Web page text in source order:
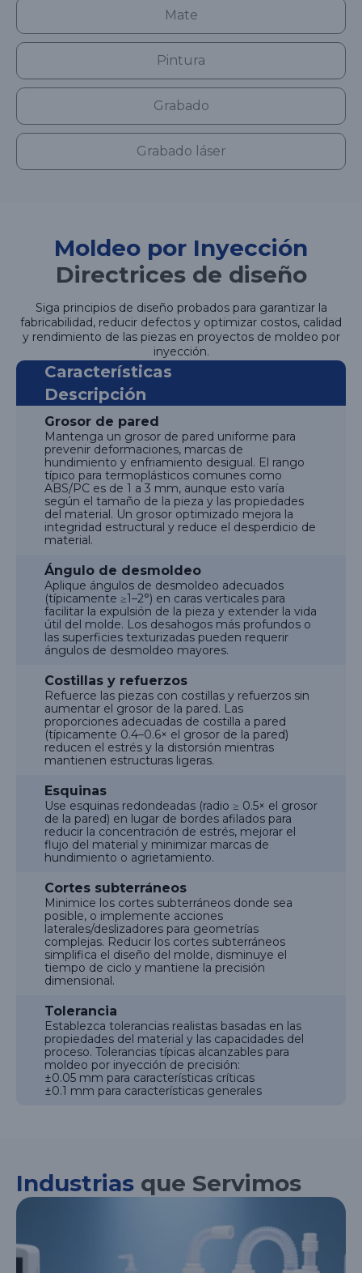
Mate
Pintura
Grabado
Grabado láser
Moldeo por Inyección
Directrices de diseño
Siga principios de diseño probados para garantizar la
fabricabilidad, reducir defectos y optimizar costos, calidad
y rendimiento de las piezas en proyectos de moldeo por
inyección.
Características
Descripción
Grosor de pared
Mantenga un grosor de pared uniforme para
prevenir deformaciones, marcas de
hundimiento y enfriamiento desigual. El rango
típico para termoplásticos comunes como
ABS/PC es de 1 a 3 mm, aunque esto varía
según el tamaño de la pieza y las propiedades
del material. Un grosor optimizado mejora la
integridad estructural y reduce el desperdicio de
material.
Ángulo de desmoldeo
Aplique ángulos de desmoldeo adecuados
(típicamente ≥1–2°) en caras verticales para
facilitar la expulsión de la pieza y extender la vida
útil del molde. Los desahogos más profundos o
las superficies texturizadas pueden requerir
ángulos de desmoldeo mayores.
Costillas y refuerzos
Refuerce las piezas con costillas y refuerzos sin
aumentar el grosor de la pared. Las
proporciones adecuadas de costilla a pared
(típicamente 0.4–0.6× el grosor de la pared)
reducen el estrés y la distorsión mientras
mantienen estructuras ligeras.
Esquinas
Use esquinas redondeadas (radio ≥ 0.5× el grosor
de la pared) en lugar de bordes afilados para
reducir la concentración de estrés, mejorar el
flujo del material y minimizar marcas de
hundimiento o agrietamiento.
Cortes subterráneos
Minimice los cortes subterráneos donde sea
posible, o implemente acciones
laterales/deslizadores para geometrías
complejas. Reducir los cortes subterráneos
simplifica el diseño del molde, disminuye el
tiempo de ciclo y mantiene la precisión
dimensional.
Tolerancia
Establezca tolerancias realistas basadas en las
propiedades del material y las capacidades del
proceso. Tolerancias típicas alcanzables para
moldeo por inyección de precisión:
±0.05 mm para características críticas
±0.1 mm para características generales
Industrias que Servimos